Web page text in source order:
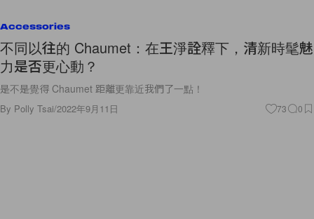
Accessories
不同以往的 Chaumet：在王淨詮釋下，清新時髦魅
力是否更心動？
是不是覺得 Chaumet 距離更靠近我們了一點！
By Polly Tsai/2022年9月11日 73 0